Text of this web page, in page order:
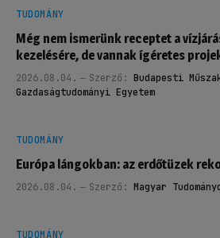
TUDOMÁNY
Még nem ismerünk receptet a
kezelésére, de vannak ígéretes
2026.08.04. Szerző: Budapesti
Gazdaságtudományi Egyetem
TUDOMÁNY
Európa lángokban: az erdőtüzek
2026.08.04. Szerző: Magyar
TUDOMÁNY